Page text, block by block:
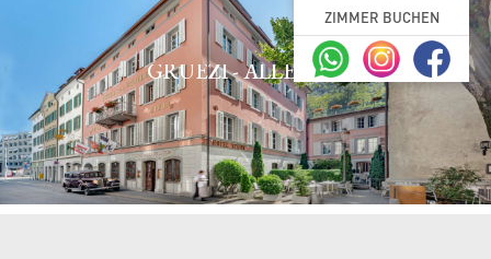
ZIMMER BUCHEN
GRÜEZI - ALLEGRA